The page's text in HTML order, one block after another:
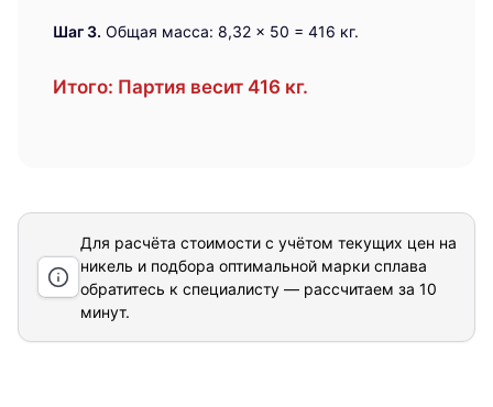
Шаг 3. Общая масса: 8,32 × 50 = 416 кг.
Итого: Партия весит 416 кг.
Для расчёта стоимости с учётом текущих цен на
никель и подбора оптимальной марки сплава
обратитесь к специалисту — рассчитаем за 10
минут.